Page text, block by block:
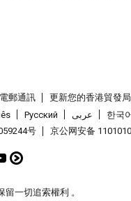
郵通訊 更新您的香港貿發
Pусский عربى 한국
号 京公网安备
一切追索權利 。